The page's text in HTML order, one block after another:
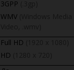
3GPP
WMV
Full HD
HD